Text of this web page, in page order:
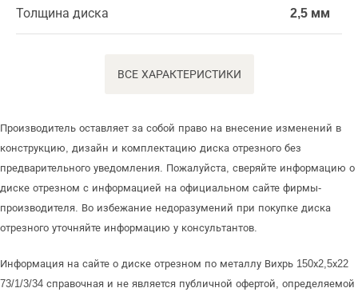
Толщина диска 2,5 мм
ВСЕ ХАРАКТЕРИСТИКИ
Производитель оставляет за собой право на внесение изменений в
конструкцию, дизайн и комплектацию диска отрезного без
предварительного уведомления. Пожалуйста, сверяйте информацию о
диске отрезном с информацией на официальном сайте фирмы-
производителя. Во избежание недоразумений при покупке диска
отрезного уточняйте информацию у консультантов.
Информация на сайте о диске отрезном по металлу Вихрь 150х2,5х22
73/1/3/34 справочная и не является публичной офертой, определяемой